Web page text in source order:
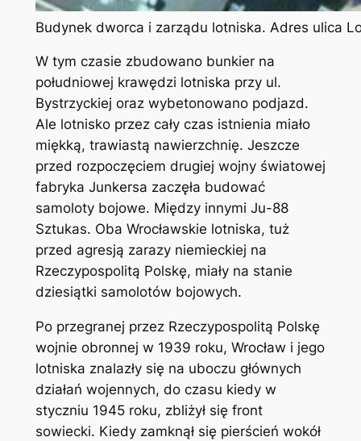
Budynek dworca i zarządu lotniska. Adres ulica
W tym czasie zbudowano bunkier na
południowej krawędzi lotniska przy ul.
Bystrzyckiej oraz wybetonowano podjazd.
Ale lotnisko przez cały czas istnienia miało
miękką, trawiastą nawierzchnię. Jeszcze
przed rozpoczęciem drugiej wojny światowej
fabryka Junkersa zaczęła budować
samoloty bojowe. Między innymi Ju-88
Sztukas. Oba Wrocławskie lotniska, tuż
przed agresją zarazy niemieckiej na
Rzeczypospolitą Polskę, miały na stanie
dziesiątki samolotów bojowych.
Po przegranej przez Rzeczypospolitą Polskę
wojnie obronnej w 1939 roku, Wrocław i jego
lotniska znalazły się na uboczu głównych
działań wojennych, do czasu kiedy w
styczniu 1945 roku, zbliżył się front
sowiecki. Kiedy zamknął się pierścień wokół